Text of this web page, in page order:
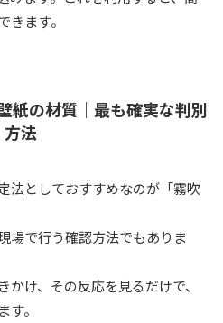
ます。
紙の材質｜最も確実な判別
方法
法としておすすめなのが「霧吹
場で行う確認方法でもありま
け、その反応を見るだけで、
。